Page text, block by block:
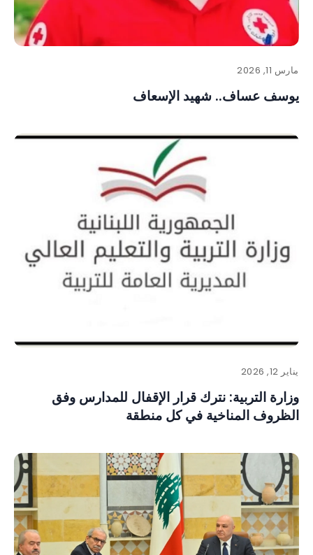
مارس 11, 2026
يوسف عساف.. شهيد الإسعاف
يناير 12, 2026
وزارة التربية: نترك قرار الإقفال للمدارس وفق
الظروف المناخية في كل منطقة